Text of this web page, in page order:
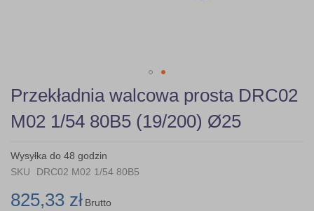
Skip
to
the
beginning
the
images
Przekładnia walcowa prosta DRC02
M02 1/54 80B5 (19/200) Ø25
Wysyłka do 48 godzin
SKU
DRC02 M02 1/54 80B5
825,33 zł Brutto